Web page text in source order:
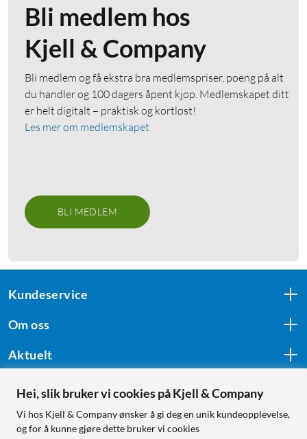
Bli medlem hos
Kjell & Company
Bli medlem og få ekstra bra medlemspriser, poeng på alt
du handler og 100 dagers åpent kjøp. Medlemskapet ditt
er helt digitalt – praktisk og kortløst!
Les mer om medlemskapet
BLI MEDLEM
Kundeservice
Om oss
Aktuelt
Følg oss
Hei, slik bruker vi cookies på Kjell & Company
Vi hos Kjell & Company ønsker å gi deg en unik kundeopplevelse,
og for å kunne gjøre dette bruker vi cookies